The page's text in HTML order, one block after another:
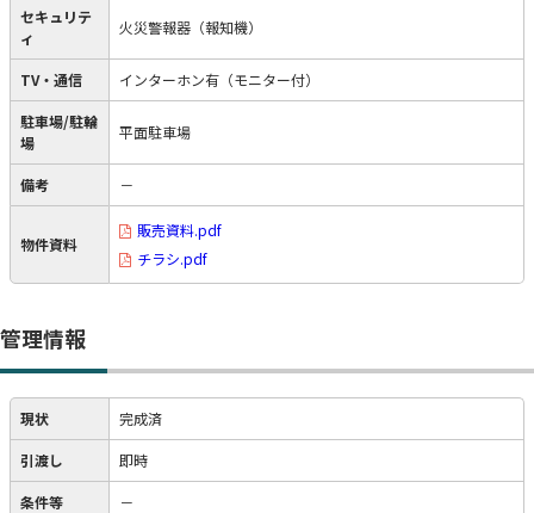
セキュリテ
ィ
火災警報器（報知機）
TV・通信 インターホン有（モニター付）
駐車場/駐輪
場
平面駐車場
備考 －
物件資料
販売資料.pdf
チラシ.pdf
管理情報
現状 完成済
引渡し 即時
条件等 －